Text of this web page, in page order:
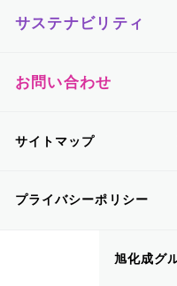
サステナビリティ
お問い合わせ
サイトマップ
プライバシーポリシー
旭化成グ